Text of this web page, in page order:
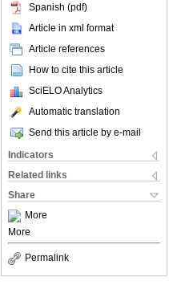
Spanish (pdf)
Article in xml format
Article references
How to cite this article
SciELO Analytics
Automatic translation
Send this article by e-mail
Indicators
Related links
Share
More
More
Permalink